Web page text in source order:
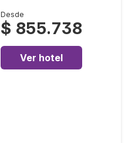
Desde
$ 855.738
Ver hotel